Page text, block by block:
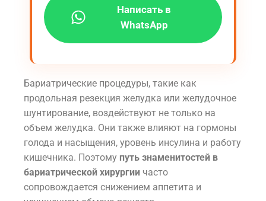
Написать в
WhatsApp
Бариатрические процедуры, такие как
продольная резекция желудка или желудочное
шунтирование, воздействуют не только на
объем желудка. Они также влияют на гормоны
голода и насыщения, уровень инсулина и работу
кишечника. Поэтому путь знаменитостей в
бариатрической хирургии часто
сопровождается снижением аппетита и